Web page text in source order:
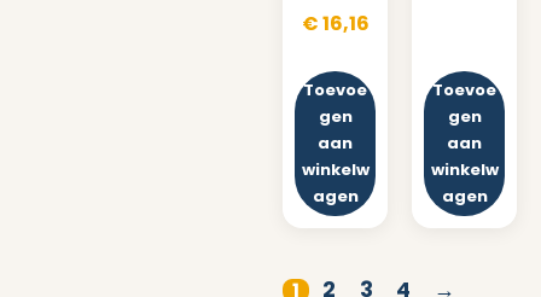
€16,16
Toevoe
gen
aan
winkelw
agen
Toevoe
gen
aan
winkelw
agen
1 2 3 4 →